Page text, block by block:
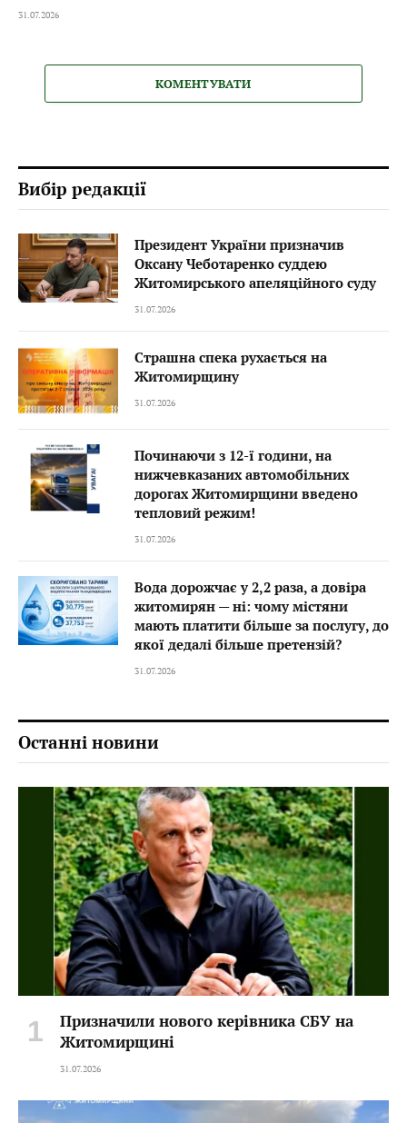
31.07.2026
КОМЕНТУВАТИ
Вибір редакції
Президент України призначив
Оксану Чеботаренко суддею
Житомирського апеляційного суду
31.07.2026
Страшна спека рухається на
Житомирщину
31.07.2026
Починаючи з 12-ї години, на
нижчевказаних автомобільних
дорогах Житомирщини введено
тепловий режим!
31.07.2026
Вода дорожчає у 2,2 раза, а довіра
житомирян — ні: чому містяни
мають платити більше за послугу, до
якої дедалі більше претензій?
31.07.2026
Останні новини
Призначили нового керівника СБУ на
Житомирщині
31.07.2026